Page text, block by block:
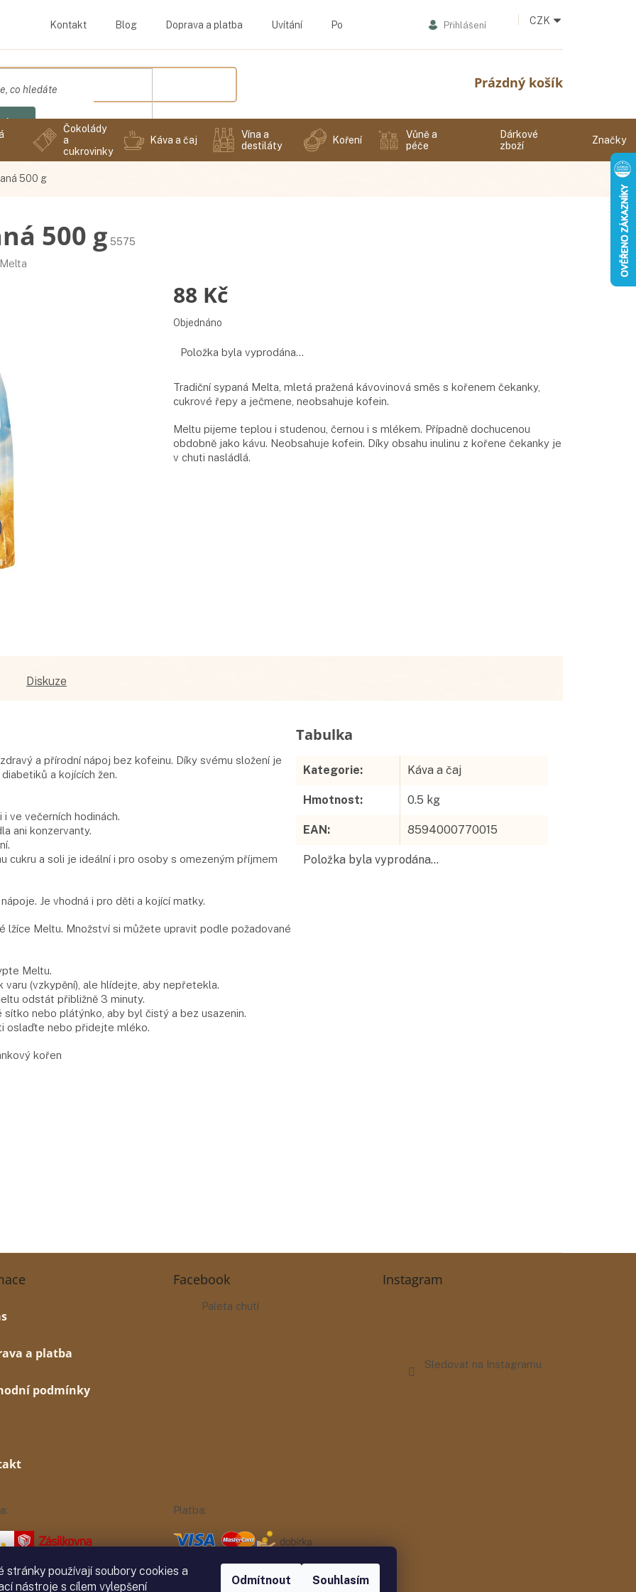
stránky používají soubory cookies a
nástroje s cílem vylepšení
Odmítnout Souhlasím
Kontakt Blog Doprava a platba Uvítání Podmínky ochrany osobních údajů CZK
Přihlášení
Nákupní
košík
Prázdný košík
Čokolády
a
cukrovinky
Káva a čaj
Vína a
destiláty
Koření
Vůně a
péče
Dárkové
zboží
Značky
500 g
500 g 5575
Melta
88 Kč
Měrná
Objednáno
Položka byla vyprodána…
Tradiční sypaná Melta, mletá pražená kávovinová směs s kořenem čekanky,
cukrové řepy a ječmene, neobsahuje kofein.
Meltu pijeme teplou i studenou, černou i s mlékem. Případně dochucenou
obdobně jako kávu. Neobsahuje kofein. Díky obsahu inulinu z kořene čekanky je
v chuti nasládlá.
Diskuze
a přírodní nápoj bez kofeinu. Díky svému složení je
a kojících žen.
ve večerních hodinách.
ani konzervanty.
cukru a soli je ideální i pro osoby s omezeným příjmem
Je vhodná i pro děti a kojící matky.
lžíce Meltu. Množství si můžete upravit podle požadované
Meltu.
(vzkypění), ale hlídejte, aby nepřetekla.
odstát přibližně 3 minuty.
nebo plátýnko, aby byl čistý a bez usazenin.
oslaďte nebo přidejte mléko.
kořen
Kategorie: Káva a čaj
Hmotnost: 0.5 kg
EAN: 8594000770015
Položka byla vyprodána…
a platba
podmínky
Facebook
Paleta chutí
Instagram
Sledovat na Instagramu
Platba: